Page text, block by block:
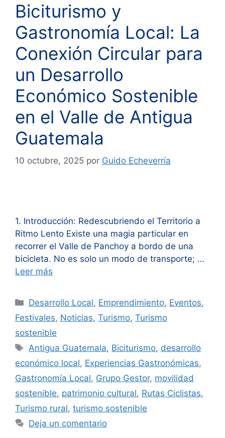
Biciturismo y
Gastronomía Local: La
Conexión Circular para
un Desarrollo
Económico Sostenible
en el Valle de Antigua
Guatemala
10 octubre, 2025 por Guido Echeverría
1. Introducción: Redescubriendo el Territorio a
Ritmo Lento Existe una magia particular en
recorrer el Valle de Panchoy a bordo de una
bicicleta. No es solo un modo de transporte; …
Leer más
Categorías
Desarrollo Local, Emprendimiento, Eventos,
Festivales, Noticias, Turismo, Turismo
sostenible
Etiquetas
Antigua Guatemala, Biciturismo, desarrollo
económico local, Experiencias Gastronómicas,
Gastronomía Local, Grupo Gestor, movilidad
sostenible, patrimonio cultural, Rutas Ciclistas,
Turismo rural, turismo sostenible
Deja un comentario